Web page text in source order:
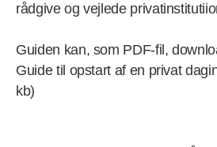
rådgive og vejlede
Guiden kan, som PDF-fil,
Guide til opstart af en privat
kb)